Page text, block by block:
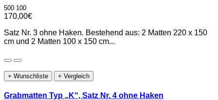
500 100
170,00€
Satz Nr. 3 ohne Haken. Bestehend aus: 2 Matten 220 x 150
cm und 2 Matten 100 x 150 cm...
+ Wunschliste + Vergleich
Grabmatten Typ „K“, Satz Nr. 4 ohne Haken